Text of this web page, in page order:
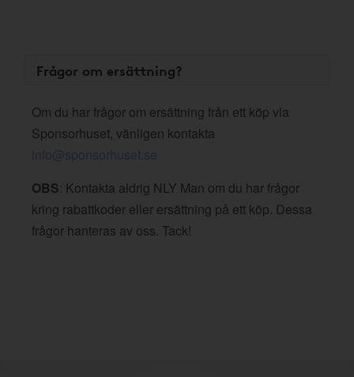
Frågor om ersättning?
Om du har frågor om ersättning från ett köp via
Sponsorhuset, vänligen kontakta
info@sponsorhuset.se
OBS: Kontakta aldrig NLY Man om du har frågor
kring rabattkoder eller ersättning på ett köp. Dessa
frågor hanteras av oss. Tack!